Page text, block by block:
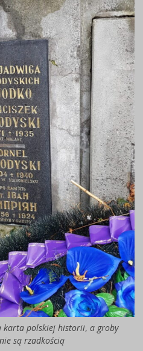
karta polskiej historii, a groby
są rzadkością